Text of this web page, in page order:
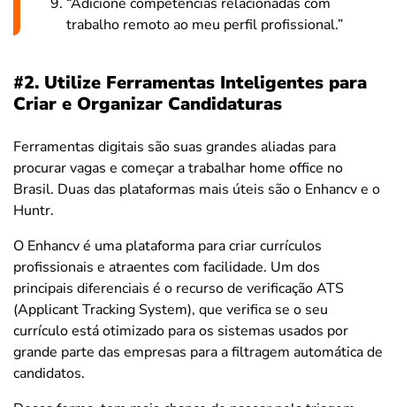
trabalho remoto ao meu perfil profissional.”
#2. Utilize Ferramentas Inteligentes para
Criar e Organizar Candidaturas
Ferramentas digitais são suas grandes aliadas para
procurar vagas e começar a trabalhar home office no
Brasil. Duas das plataformas mais úteis são o Enhancv e o
Huntr.
O Enhancv é uma plataforma para criar currículos
profissionais e atraentes com facilidade. Um dos
principais diferenciais é o recurso de verificação ATS
(Applicant Tracking System), que verifica se o seu
currículo está otimizado para os sistemas usados por
grande parte das empresas para a filtragem automática de
candidatos.